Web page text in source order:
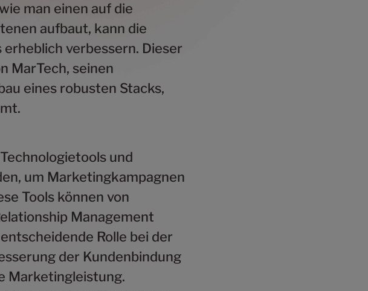
man einen auf die
aufbaut, kann die
verbessern. Dieser
MarTech, seinen
eines robusten Stacks,
und
um Marketingkampagnen
Tools können von
Management
Rolle bei der
der Kundenbindung
Marketingleistung.